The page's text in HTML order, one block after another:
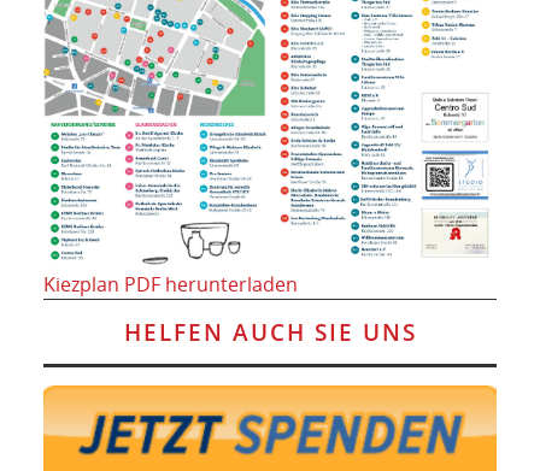
Kiezplan PDF herunterladen
HELFEN AUCH SIE UNS